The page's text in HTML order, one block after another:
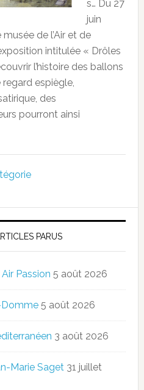
s… Du 27
juin
de l’Air et de
intitulée « Drôles
l’histoire des ballons
espiègle,
des
pourront ainsi
PARUS
Passion 5 août 2026
Domme 5 août 2026
3 août 2026
Marie Saget 31 juillet